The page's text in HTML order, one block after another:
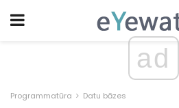
ad
Programmatūra Datu bāzes